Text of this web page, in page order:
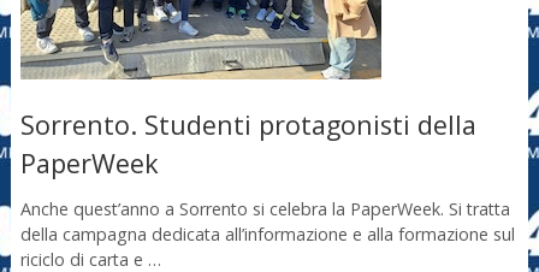
Sorrento. Studenti protagonisti della
PaperWeek
Anche quest’anno a Sorrento si celebra la PaperWeek. Si tratta
della campagna dedicata all’informazione e alla formazione sul
riciclo di carta e …